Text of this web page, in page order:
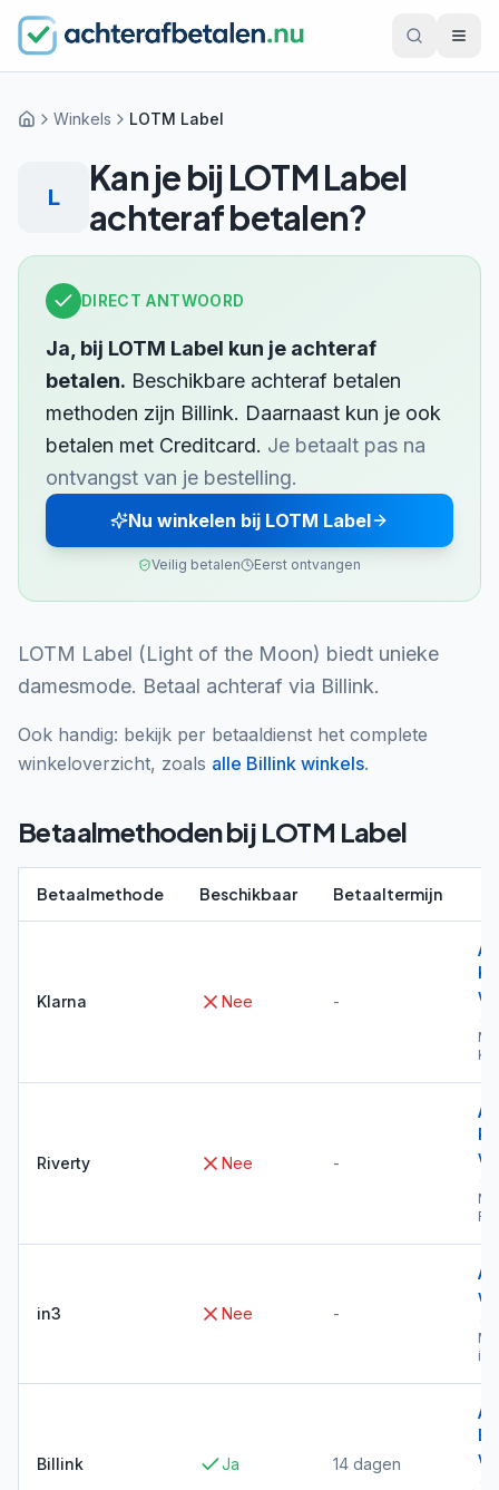
HomeWinkels LOTM Label
L Kan je bij LOTM Label
achteraf betalen?
DIRECT ANTWOORD
Ja, bij LOTM Label kun je achteraf
betalen. Beschikbare achteraf betalen
methoden zijn Billink. Daarnaast kun je ook
betalen met Creditcard. Je betaalt pas na
ontvangst van je bestelling.
Nu winkelen bij LOTM Label
Veilig betalen Eerst ontvangen
LOTM Label (Light of the Moon) biedt unieke
damesmode. Betaal achteraf via Billink.
Ook handig: bekijk per betaaldienst het complete
winkeloverzicht, zoals alle Billink winkels.
Betaalmethoden bij LOTM Label
Betaalmethode Beschikbaar Betaaltermijn
Klarna Nee -
→
Riverty Nee -
→
in3 Nee -
→
in3
Billink Ja 14 dagen
→